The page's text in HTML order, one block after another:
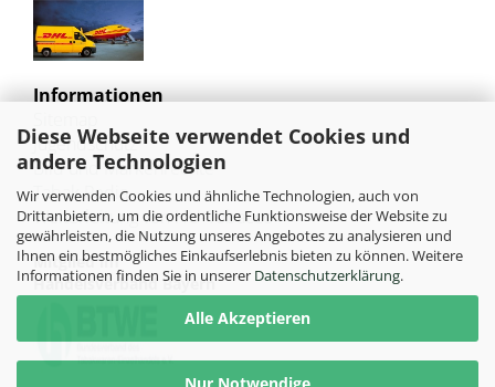
Diese Webseite verwendet Cookies und
andere Technologien
Wir verwenden Cookies und ähnliche Technologien, auch von
Drittanbietern, um die ordentliche Funktionsweise der Website zu
gewährleisten, die Nutzung unseres Angebotes zu analysieren und
Ihnen ein bestmögliches Einkaufserlebnis bieten zu können. Weitere
Informationen finden Sie in unserer Datenschutzerklärung.
Alle Akzeptieren
Informationen
Jugendschutz
Bild und Markenrechte
Tabak Pedia
Weiterleitung von HU-Tobacco
Mitglied im
Handelsverband Bayern